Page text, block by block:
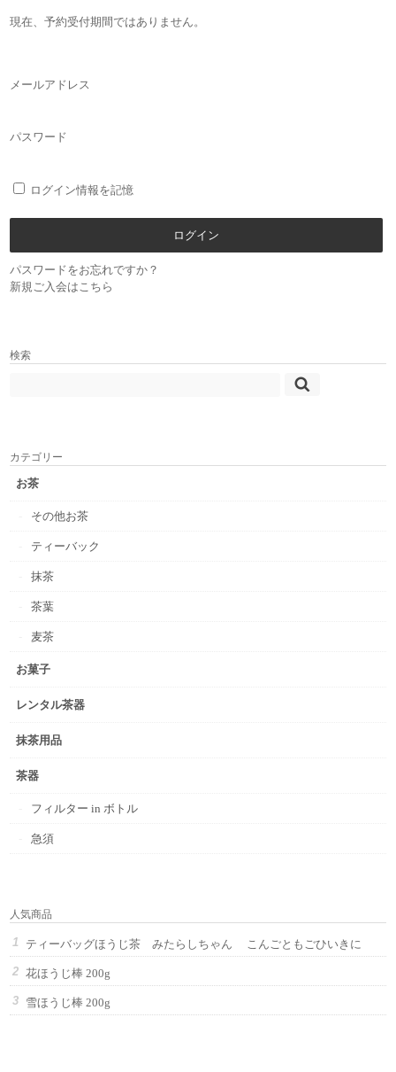
現在、予約受付期間ではありません。
メールアドレス
パスワード
ログイン情報を記憶
パスワードをお忘れですか？
新規ご入会はこちら
検索
カテゴリー
お茶
その他お茶
ティーバック
抹茶
茶葉
麦茶
お菓子
レンタル茶器
抹茶用品
茶器
フィルター in ボトル
急須
人気商品
ティーバッグほうじ茶 みたらしちゃん こんごともごひいきに
花ほうじ棒 200g
雪ほうじ棒 200g